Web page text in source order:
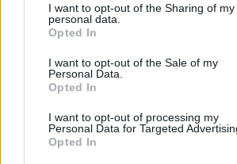
I want to opt-out of the Sharing of my
personal data.
Opted In
I want to opt-out of the Sale of my
Personal Data.
Opted In
I want to opt-out of processing my
Personal Data for Targeted
Opted In
a sopravvivere dopo un
incidente e a fare ritorno
Arrival (2017):
in che
parlano la nostra lingua?